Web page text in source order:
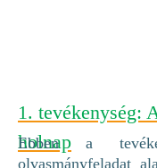
1. tevékenység:
holnap
Ebben a
olvasmányfeladat